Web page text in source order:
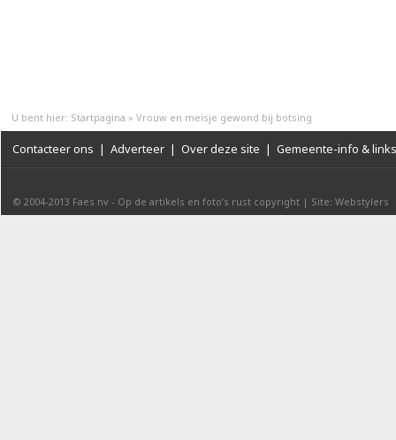
U bent hier: Startpagina » Vrouw en meisje gewond bij botsing
Contacteer ons | Adverteer | Over deze site | Gemeente-info & links
© 2004-2013 Faes nv - Op de artikels en foto’s rust copyright | Site: Webstylers